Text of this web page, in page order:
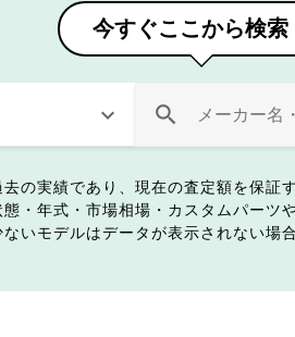
今すぐここから検索
の実績であり、現在の査定額を保証
・年式・市場相場・カスタムパーツ
いモデルはデータが表示されない場